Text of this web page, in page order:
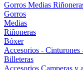
Gorros Medias
Gorros
Medias
Riñoneras
Bóxer
Accesorios - Cinturones
Billeteras
Accesorios Camperas y